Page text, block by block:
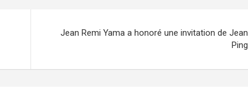
Jean Remi Yama a honoré une invitation de Jean
Ping